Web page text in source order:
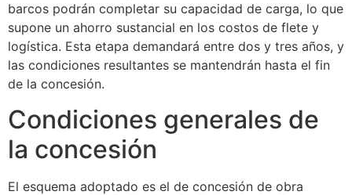
barcos podrán completar su capacidad de carga, lo que
supone un ahorro sustancial en los costos de flete y
logística. Esta etapa demandará entre dos y tres años, y
las condiciones resultantes se mantendrán hasta el fin
de la concesión.
Condiciones generales de
la concesión
El esquema adoptado es el de concesión de obra